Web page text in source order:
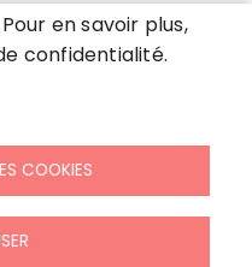
en savoir plus,
confidentialité.
COOKIES